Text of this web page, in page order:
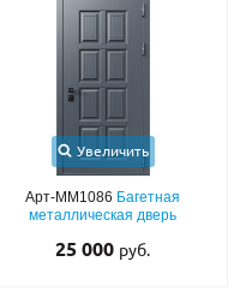
Увеличить
Арт-ММ1086 Багетная
металлическая дверь
25 000 руб.